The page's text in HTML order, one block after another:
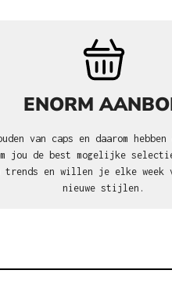
ENORM
van caps en daarom
jou de best mogelijke
trends en willen je elke week
nieuwe stijlen.